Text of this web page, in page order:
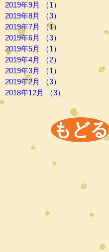
2019年9月
（1）
2019年8月
（3）
2019年7月
（1）
2019年6月
（3）
2019年5月
（1）
2019年4月
（2）
2019年3月
（1）
2019年2月
（3）
2018年12月
（3）
もどる